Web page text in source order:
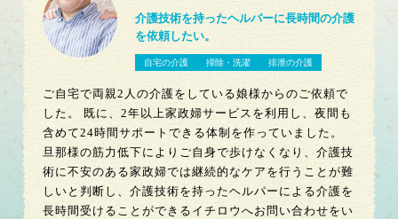
介護技術を持ったヘルパーに長時間の介護
を依頼したい。
自宅の介護 掃除・洗濯 排泄の介護
ご自宅で両親2人の介護をしている娘様からのご依頼で
した。 既に、2年以上家政婦サービスを利用し、夜間も
含めて24時間サポートできる体制を作っていました。
旦那様の筋力低下によりご自身で歩けなくなり、介護技
術に不安のある家政婦では継続的なケアを行うことが難
しいと判断し、介護技術を持ったヘルパーによる介護を
長時間受けることができるイチロウへお問い合わせをい